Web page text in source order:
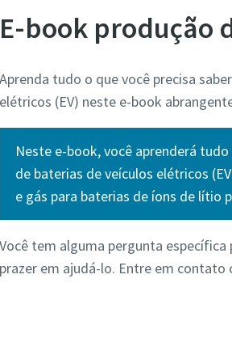
E-book produção
Aprenda tudo o que você precisa
elétricos (EV) neste e-book
Neste e-book, você aprenderá
de baterias de veículos elétricos
e gás para baterias de íons de lítio
Você tem alguma pergunta
prazer em ajudá-lo. Entre em contato